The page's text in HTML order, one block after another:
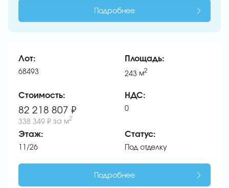
Подробнее
Лот:
68493
Площадь:
243 м2
Стоимость:
82 218 807 ₽
338 349 ₽ за м2
НДС:
0
Этаж:
11/26
Статус:
Под отделку
Подробнее